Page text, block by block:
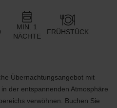
MIN. 1
NÄCHTE
FRÜHSTÜCK
Übernachtungsangebot mit
der entspannenden Atmosphäre
verwöhnen. Buchen Sie